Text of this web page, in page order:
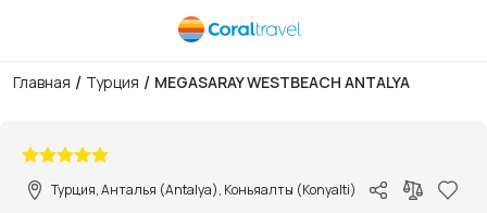
Главная / Турция / MEGASARAY WESTBEACH ANTALYA
Турция, Анталья (Antalya), Коньяалты (Konyalti)